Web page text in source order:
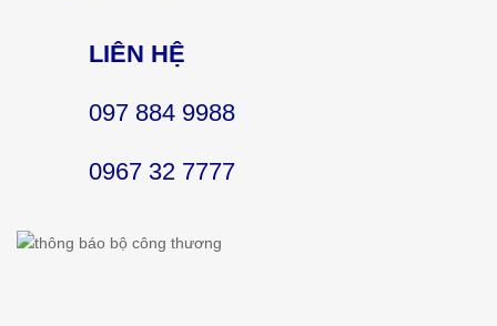
LIÊN HỆ
097 884 9988
0967 32 7777